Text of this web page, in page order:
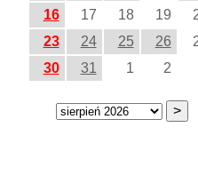
16
17 18 19
23
24 25 26
30
31 1 2